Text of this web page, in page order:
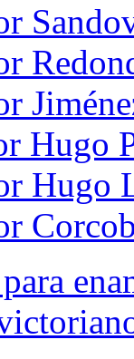
Hugo
Hugo